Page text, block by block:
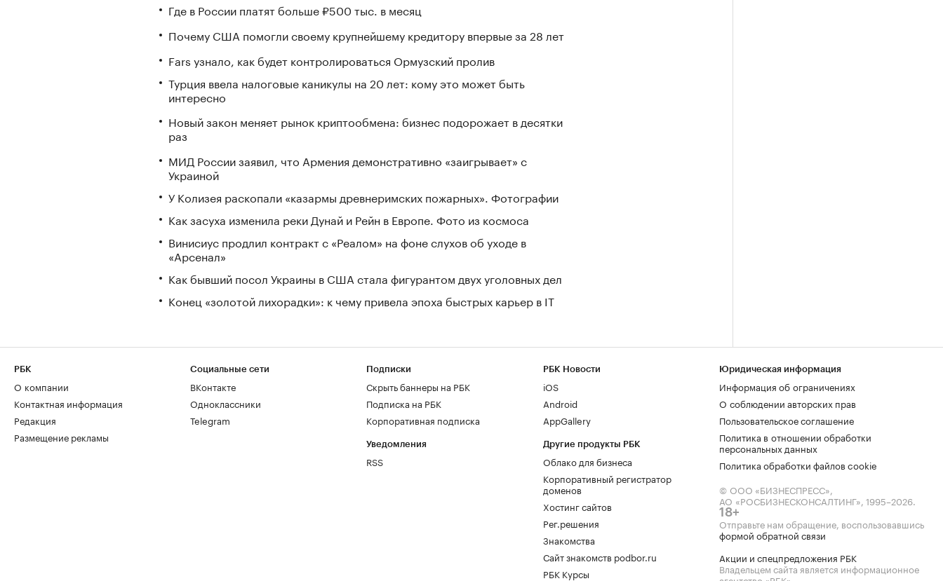
Где в России платят больше ₽500 тыс. в месяц
Почему США помогли своему крупнейшему кредитору впервые за 28 лет
Fars узнало, как будет контролироваться Ормузский пролив
Турция ввела налоговые каникулы на 20 лет: кому это может быть
интересно
Новый закон меняет рынок криптообмена: бизнес подорожает в десятки
раз
МИД России заявил, что Армения демонстративно «заигрывает» с
Украиной
У Колизея раскопали «казармы древнеримских пожарных». Фотографии
Как засуха изменила реки Дунай и Рейн в Европе. Фото из космоса
Винисиус продлил контракт с «Реалом» на фоне слухов об уходе в
«Арсенал»
Как бывший посол Украины в США стала фигурантом двух уголовных дел
Конец «золотой лихорадки»: к чему привела эпоха быстрых карьер в IT
РБК
О компании
Контактная информация
Редакция
Размещение рекламы
Социальные сети
ВКонтакте
Одноклассники
Telegram
Подписки
Скрыть баннеры на РБК
Подписка на РБК
Корпоративная подписка
Уведомления
RSS
РБК Новости
iOS
Android
AppGallery
Другие продукты РБК
Облако для бизнеса
Корпоративный регистратор
доменов
Хостинг сайтов
Рег.решения
Знакомства
Сайт знакомств podbor.ru
РБК Курсы
Юридическая информация
Информация об ограничениях
О соблюдении авторских прав
Пользовательское соглашение
Политика в отношении обработки
персональных данных
Политика обработки файлов cookie
© ООО «БИЗНЕСПРЕСС»,
АО «РОСБИЗНЕСКОНСАЛТИНГ», 1995–2026.
18+
Отправьте нам обращение, воспользовавшись
формой обратной связи
Акции и спецпредложения РБК
Владельцем сайта является информационное